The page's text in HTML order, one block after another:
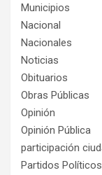
Municipios
Nacional
Nacionales
Noticias
Obituarios
Obras Públicas
Opinión
Opinión Pública
participación
Partidos Políticos